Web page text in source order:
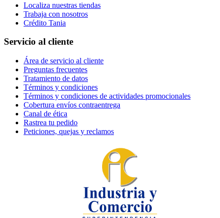
Localiza nuestras tiendas
Trabaja con nosotros
Crédito Tania
Servicio al cliente
Área de servicio al cliente
Preguntas frecuentes
Tratamiento de datos
Términos y condiciones
Términos y condiciones de actividades promocionales
Cobertura envíos contraentrega
Canal de ética
Rastrea tu pedido
Peticiones, quejas y reclamos